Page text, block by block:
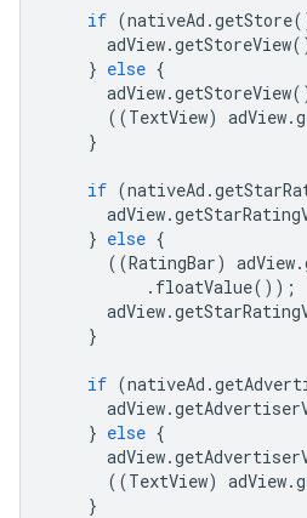
if (nativeAd .getStore
adView.getStoreView
} else {
adView.getStoreView
((TextView) adView.
}
if (nativeAd .
adView.
} else {
((RatingBar) adView.
. floatValue());
adView.
}
if (nativeAd .
adView.
} else {
adView.
((TextView) adView.
}